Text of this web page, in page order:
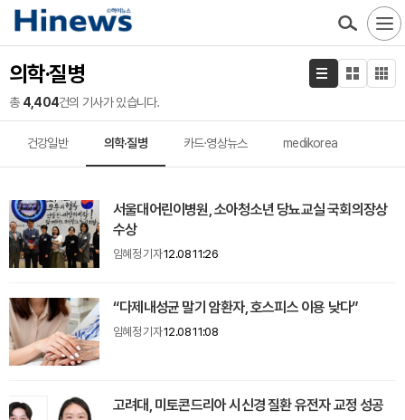
의학·질병
총 4,404건의 기사가 있습니다.
건강일반 의학·질병 카드·영상뉴스 medikorea
서울대어린이병원, 소아청소년 당뇨교실 국회의장상
수상
임혜정 기자12.08 11:26
“다제내성균 말기 암환자, 호스피스 이용 낮다”
임혜정 기자12.08 11:08
고려대, 미토콘드리아 시신경 질환 유전자 교정 성공